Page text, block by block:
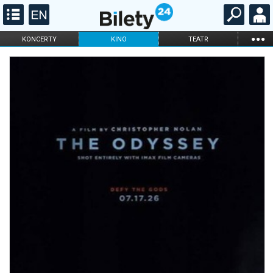
KONCERTY KINO TEATR ...
FILHARMONIA OPERA I BALET